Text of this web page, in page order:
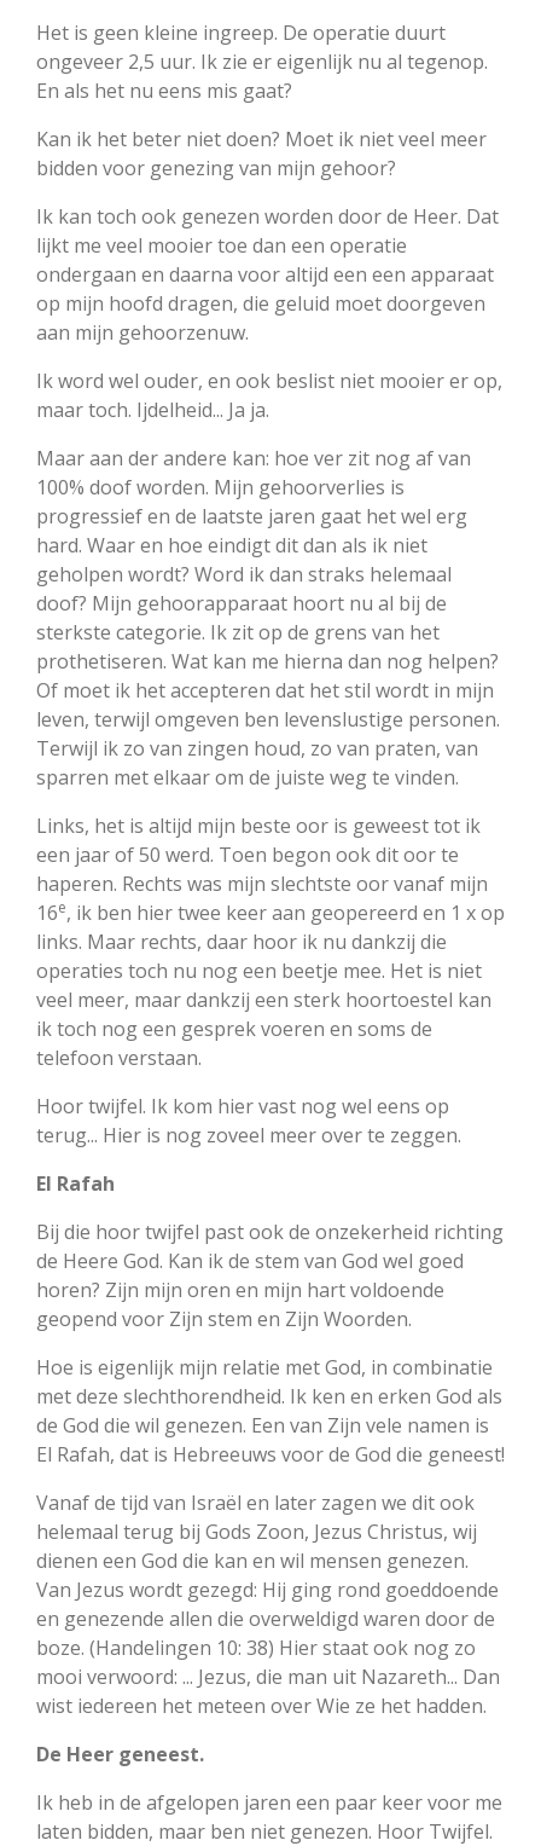
Het is geen kleine ingreep. De operatie duurt
ongeveer 2,5 uur. Ik zie er eigenlijk nu al tegenop.
En als het nu eens mis gaat?
Kan ik het beter niet doen? Moet ik niet veel meer
bidden voor genezing van mijn gehoor?
Ik kan toch ook genezen worden door de Heer. Dat
lijkt me veel mooier toe dan een operatie
ondergaan en daarna voor altijd een een apparaat
op mijn hoofd dragen, die geluid moet doorgeven
aan mijn gehoorzenuw.
Ik word wel ouder, en ook beslist niet mooier er op,
maar toch. Ijdelheid... Ja ja.
Maar aan der andere kan: hoe ver zit nog af van
100% doof worden. Mijn gehoorverlies is
progressief en de laatste jaren gaat het wel erg
hard. Waar en hoe eindigt dit dan als ik niet
geholpen wordt? Word ik dan straks helemaal
doof? Mijn gehoorapparaat hoort nu al bij de
sterkste categorie. Ik zit op de grens van het
prothetiseren. Wat kan me hierna dan nog helpen?
Of moet ik het accepteren dat het stil wordt in mijn
leven, terwijl omgeven ben levenslustige personen.
Terwijl ik zo van zingen houd, zo van praten, van
sparren met elkaar om de juiste weg te vinden.
Links, het is altijd mijn beste oor is geweest tot ik
een jaar of 50 werd. Toen begon ook dit oor te
haperen. Rechts was mijn slechtste oor vanaf mijn
16e, ik ben hier twee keer aan geopereerd en 1 x op
links. Maar rechts, daar hoor ik nu dankzij die
operaties toch nu nog een beetje mee. Het is niet
veel meer, maar dankzij een sterk hoortoestel kan
ik toch nog een gesprek voeren en soms de
telefoon verstaan.
Hoor twijfel. Ik kom hier vast nog wel eens op
terug... Hier is nog zoveel meer over te zeggen.
El Rafah
Bij die hoor twijfel past ook de onzekerheid richting
de Heere God. Kan ik de stem van God wel goed
horen? Zijn mijn oren en mijn hart voldoende
geopend voor Zijn stem en Zijn Woorden.
Hoe is eigenlijk mijn relatie met God, in combinatie
met deze slechthorendheid. Ik ken en erken God als
de God die wil genezen. Een van Zijn vele namen is
El Rafah, dat is Hebreeuws voor de God die geneest!
Vanaf de tijd van Israël en later zagen we dit ook
helemaal terug bij Gods Zoon, Jezus Christus, wij
dienen een God die kan en wil mensen genezen.
Van Jezus wordt gezegd: Hij ging rond goeddoende
en genezende allen die overweldigd waren door de
boze. (Handelingen 10: 38) Hier staat ook nog zo
mooi verwoord: ... Jezus, die man uit Nazareth... Dan
wist iedereen het meteen over Wie ze het hadden.
De Heer geneest.
Ik heb in de afgelopen jaren een paar keer voor me
laten bidden, maar ben niet genezen. Hoor Twijfel.